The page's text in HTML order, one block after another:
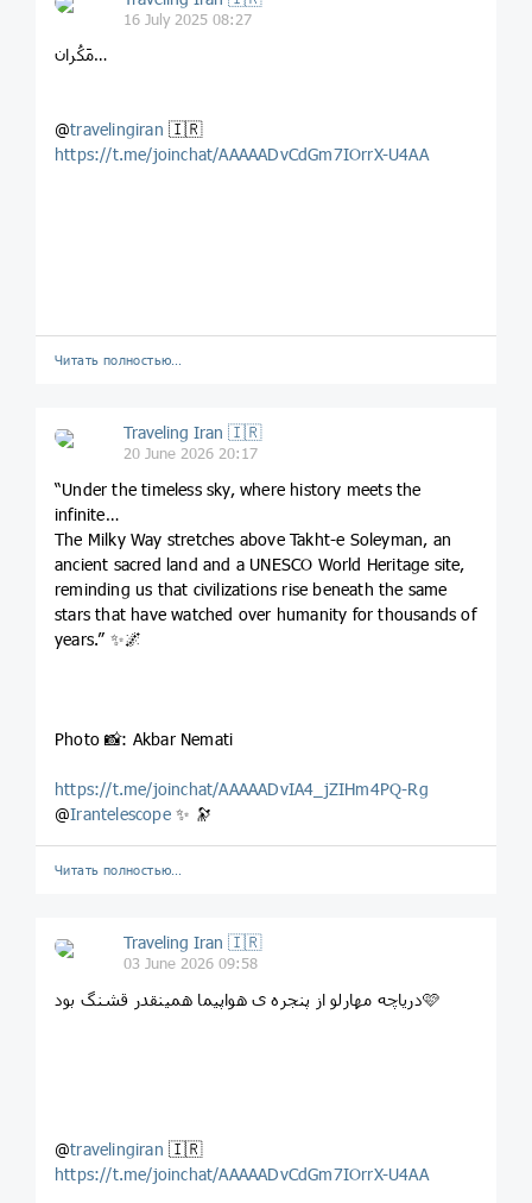
16 July 2025 08:27
مَکُران…
@travelingiran 🇮🇷
https://t.me/joinchat/AAAAADvCdGm7IOrrX-U4AA
Читать полностью…
Traveling Iran 🇮🇷
20 June 2026 20:17
“Under the timeless sky, where history meets the
infinite…
The Milky Way stretches above Takht-e Soleyman, an
ancient sacred land and a UNESCO World Heritage site,
reminding us that civilizations rise beneath the same
stars that have watched over humanity for thousands of
years.” ✨🌌
Photo 📸: Akbar Nemati
https://t.me/joinchat/AAAAADvIA4_jZIHm4PQ-Rg
@Irantelescope✨ 🔭
Читать полностью…
Traveling Iran 🇮🇷
03 June 2026 09:58
‏دریاچه مهارلو از پنجره ی هواپیما همینقدر قشنگ بود🩷
@travelingiran 🇮🇷
https://t.me/joinchat/AAAAADvCdGm7IOrrX-U4AA